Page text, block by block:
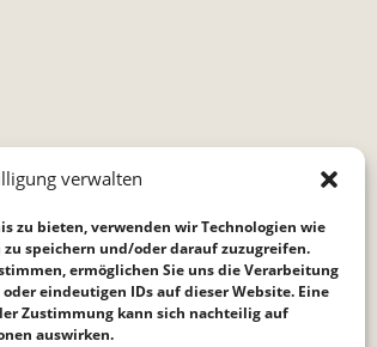
verwalten
zu bieten, verwenden wir Technologien wie
speichern und/oder darauf zuzugreifen.
ermöglichen Sie uns die Verarbeitung
eindeutigen IDs auf dieser Website. Eine
Zustimmung kann sich nachteilig auf
auswirken.